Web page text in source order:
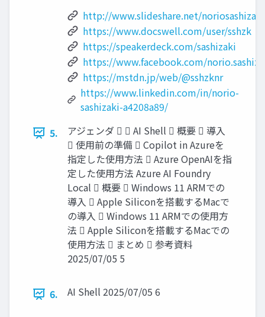
http://www.slideshare.net/
https://www.docswell.com/user/sshzk
https://speakerdeck.com/sashizaki
https://www.facebook.com/
https://mstdn.jp/web/@sshzknr
https://www.linkedin.com/in/norio-
sashizaki-a4208a89/
5.
アジェンダ   AI Shell  概要  導入
 使用前の準備  Copilot in Azureを
指定した使用方法  Azure OpenAIを指
定した使用方法 Azure AI Foundry
Local  概要  Windows 11 ARMでの
導入  Apple Siliconを搭載するMacで
の導入  Windows 11 ARMでの使用方
法  Apple Siliconを搭載するMacでの
使用方法  まとめ  参考資料
2025/07/05 5
6. AI Shell 2025/07/05 6